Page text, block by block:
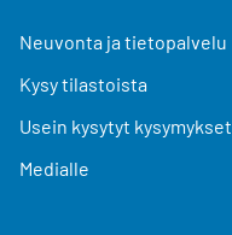
Neuvonta ja tietopalvelu
Kysy tilastoista
Usein kysytyt kysymykset
Medialle